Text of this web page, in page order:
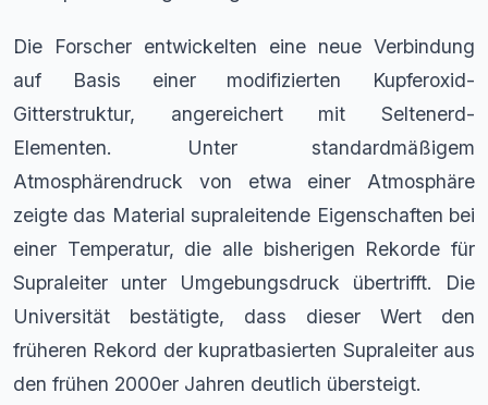
Die Forscher entwickelten eine neue Verbindung
auf Basis einer modifizierten Kupferoxid-
Gitterstruktur, angereichert mit Seltenerd-
Elementen. Unter standardmäßigem
Atmosphärendruck von etwa einer Atmosphäre
zeigte das Material supraleitende Eigenschaften bei
einer Temperatur, die alle bisherigen Rekorde für
Supraleiter unter Umgebungsdruck übertrifft. Die
Universität bestätigte, dass dieser Wert den
früheren Rekord der kupratbasierten Supraleiter aus
den frühen 2000er Jahren deutlich übersteigt.